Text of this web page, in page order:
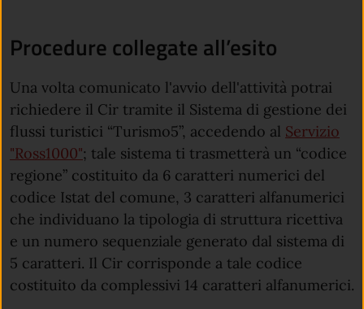
Procedure collegate all’esito
Una volta comunicato l'avvio dell'attività potrai
richiedere il Cir tramite il Sistema di gestione dei
flussi turistici “Turismo5”, accedendo al Servizio
"Ross1000"; tale sistema ti trasmetterà un “codice
regione” costituito da 6 caratteri numerici del
codice Istat del comune, 3 caratteri alfanumerici
che individuano la tipologia di struttura ricettiva
e un numero sequenziale generato dal sistema di
5 caratteri. Il Cir corrisponde a tale codice
costituito da complessivi 14 caratteri alfanumerici.